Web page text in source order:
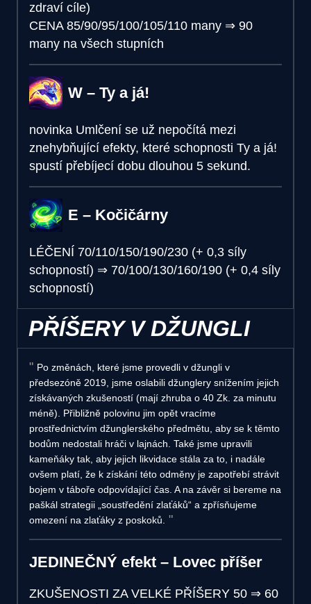
zdraví cíle)
CENA 85/90/95/100/105/110 many ⇒ 90
many na všech stupních
W – Ty a já!
novinka Umlčení se už nepočítá mezi
znehybňující efekty, které schopnosti Ty a já!
spustí přebíjecí dobu dlouhou 5 sekund.
E – Kočičárny
LÉČENÍ 70/110/150/190/230 (+ 0,3 síly
schopností) ⇒ 70/100/130/160/190 (+ 0,4 síly
schopností)
PŘÍŠERY V DŽUNGLI
Po změnách, které jsme provedli v džungli v
předsezóně 2019, jsme oslabili džunglery snížením jejich
získávaných zkušeností (mají zhruba o 40 Zk. za minutu
méně). Přibližně polovinu jim opět vracíme
prostřednictvím džunglerského předmětu, aby se k těmto
bodům nedostali hráči v lajnách. Také jsme upravili
kameňáky tak, aby jejich likvidace stála za to, i nadále
ovšem platí, že k získání této odměny je zapotřebí strávit
bojem v táboře odpovídající čas. A na závěr si bereme na
paškál strategii „soustředění zlaťáků“ a zpřísňujeme
omezení na zlaťáky z poskoků.
JEDINEČNÝ efekt – Lovec příšer
ZKUŠENOSTI ZA VELKÉ PŘÍŠERY 50 ⇒ 60